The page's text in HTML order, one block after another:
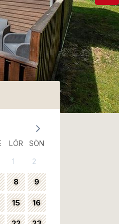
LÖR SÖN
1 2
8 9
15 16